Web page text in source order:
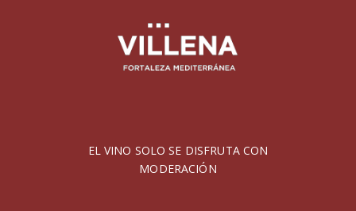
EL VINO SOLO SE DISFRUTA CON
MODERACIÓN